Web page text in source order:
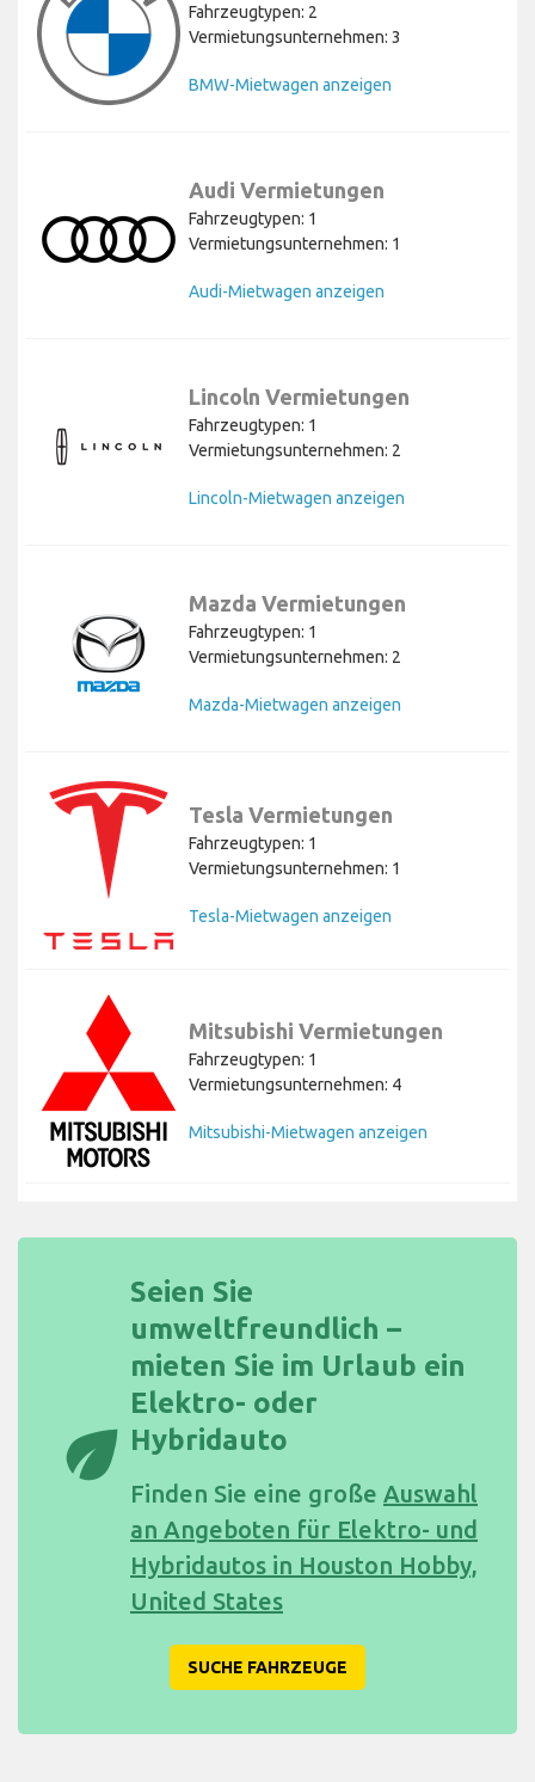
Fahrzeugtypen: 2
Vermietungsunternehmen: 3
BMW-Mietwagen anzeigen
Audi Vermietungen
Fahrzeugtypen: 1
Vermietungsunternehmen: 1
Audi-Mietwagen anzeigen
Lincoln Vermietungen
Fahrzeugtypen: 1
Vermietungsunternehmen: 2
Lincoln-Mietwagen anzeigen
Mazda Vermietungen
Fahrzeugtypen: 1
Vermietungsunternehmen: 2
Mazda-Mietwagen anzeigen
Tesla Vermietungen
Fahrzeugtypen: 1
Vermietungsunternehmen: 1
Tesla-Mietwagen anzeigen
Mitsubishi Vermietungen
Fahrzeugtypen: 1
Vermietungsunternehmen: 4
Mitsubishi-Mietwagen anzeigen
eco
Seien Sie
umweltfreundlich –
mieten Sie im Urlaub ein
Elektro- oder
Hybridauto
Finden Sie eine große Auswahl
an Angeboten für Elektro- und
Hybridautos in Houston Hobby,
United States
SUCHE FAHRZEUGE